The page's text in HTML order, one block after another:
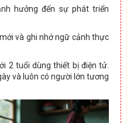
hưởng đến sự phát triển
và ghi nhớ ngữ cảnh thực
2 tuổi dùng thiết bị điện tử.
và luôn có người lớn tương